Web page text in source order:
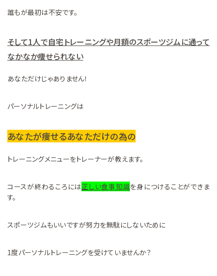
誰もが最初は不安です。
そして1人で自宅トレーニングや月額のスポーツジムに通って
なかなか痩せられない
あなただけじゃありません！
パーソナルトレーニングは
あなたが痩せるあなただけの為の
トレーニングメニューをトレーナーが教えます。
コースが終わるころには正しい食事知識を身につけることができま
す。
スポーツジムもいいですが努力を無駄にしないために
1度パーソナルトレーニングを受けていませんか？